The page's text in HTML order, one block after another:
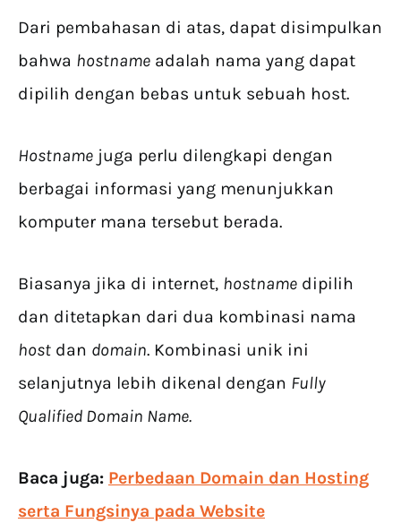
Dari pembahasan di atas, dapat disimpulkan
bahwa hostname adalah nama yang dapat
dipilih dengan bebas untuk sebuah host.
Hostname juga perlu dilengkapi dengan
berbagai informasi yang menunjukkan
komputer mana tersebut berada.
Biasanya jika di internet, hostname dipilih
dan ditetapkan dari dua kombinasi nama
host dan domain. Kombinasi unik ini
selanjutnya lebih dikenal dengan Fully
Qualified Domain Name.
Baca juga: Perbedaan Domain dan Hosting
serta Fungsinya pada Website